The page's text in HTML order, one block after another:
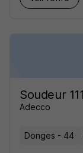
Soudeur
Adecco
Donges - 44